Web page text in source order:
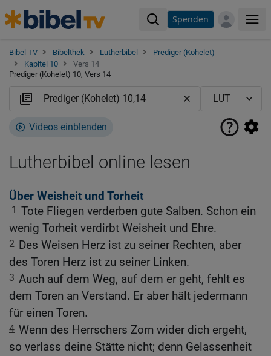
Spenden
Bibel TV Bibelthek Lutherbibel
Prediger (Kohelet)
Kapitel 10
Vers 14
Prediger (Kohelet) 10, Vers 14
Videos einblenden
Lutherbibel online lesen
Über Weisheit und Torheit
1 Tote Fliegen verderben gute Salben. Schon ein
wenig Torheit verdirbt Weisheit und Ehre.
2 Des Weisen Herz ist zu seiner Rechten, aber
des Toren Herz ist zu seiner Linken.
3 Auch auf dem Weg, auf dem er geht, fehlt es
dem Toren an Verstand. Er aber hält jedermann
für einen Toren.
4 Wenn des Herrschers Zorn wider dich ergeht,
so verlass deine Stätte nicht; denn Gelassenheit